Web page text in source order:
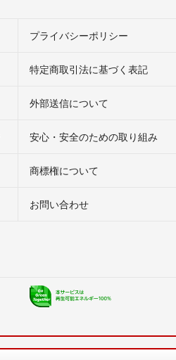
プライバシーポリシー
特定商取引法に基づく表記
外部送信について
安心・安全のための取り組み
商標権について
お問い合わせ